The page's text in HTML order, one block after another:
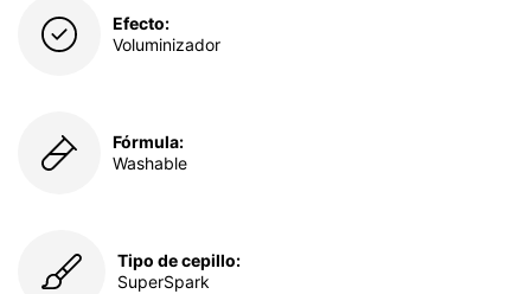
Efecto:
Voluminizador
Fórmula:
Washable
Tipo de cepillo:
SuperSpark